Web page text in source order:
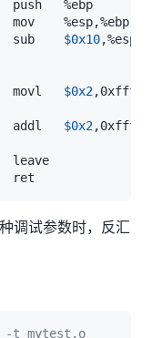
sub
$0x10
movl $0x2
addl $0x2
调试参数时，反汇
-t mytest.o